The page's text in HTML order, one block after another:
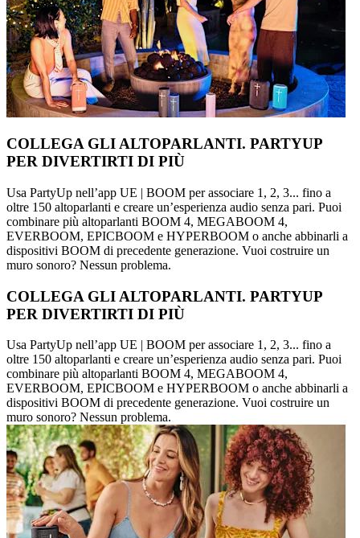
COLLEGA GLI ALTOPARLANTI. PARTYUP
PER DIVERTIRTI DI PIÙ
Usa PartyUp nell’app UE | BOOM per associare 1, 2, 3... fino a
oltre 150 altoparlanti e creare un’esperienza audio senza pari. Puoi
combinare più altoparlanti BOOM 4, MEGABOOM 4,
EVERBOOM, EPICBOOM e HYPERBOOM o anche abbinarli a
dispositivi BOOM di precedente generazione. Vuoi costruire un
muro sonoro? Nessun problema.
COLLEGA GLI ALTOPARLANTI. PARTYUP
PER DIVERTIRTI DI PIÙ
Usa PartyUp nell’app UE | BOOM per associare 1, 2, 3... fino a
oltre 150 altoparlanti e creare un’esperienza audio senza pari. Puoi
combinare più altoparlanti BOOM 4, MEGABOOM 4,
EVERBOOM, EPICBOOM e HYPERBOOM o anche abbinarli a
dispositivi BOOM di precedente generazione. Vuoi costruire un
muro sonoro? Nessun problema.